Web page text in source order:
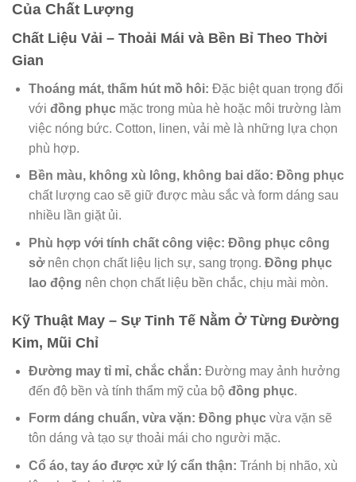
Của Chất Lượng
Chất Liệu Vải – Thoải Mái và Bền Bỉ Theo Thời
Gian
Thoáng mát, thấm hút mồ hôi: Đặc biệt quan trọng đối
với đồng phụcmặc trong mùa hè hoặc môi trường làm
việc nóng bức. Cotton, linen, vải mè là những lựa chọn
phù hợp.
Bền màu, không xù lông, không bai dão: Đồng phục
chất lượng cao sẽ giữ được màu sắc và form dáng sau
nhiều lần giặt ủi.
Phù hợp với tính chất công việc: Đồng phục công
sởnên chọn chất liệu lịch sự, sang trọng. Đồng phục
lao động nên chọn chất liệu bền chắc, chịu mài mòn.
Kỹ Thuật May – Sự Tinh Tế Nằm Ở Từng Đường
Kim, Mũi Chỉ
Đường may tỉ mỉ, chắc chắn: Đường may ảnh hưởng
đến độ bền và tính thẩm mỹ của bộ đồng phục.
Form dáng chuẩn, vừa vặn: Đồng phụcvừa vặn sẽ
tôn dáng và tạo sự thoải mái cho người mặc.
Cổ áo, tay áo được xử lý cẩn thận: Tránh bị nhão, xù